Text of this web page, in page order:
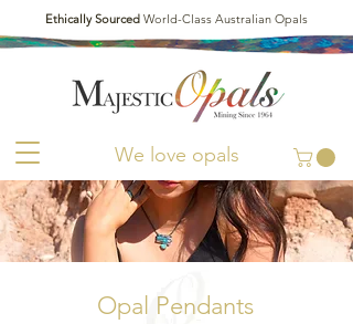
We love opals
Ethically Sourced World-Class Australian Opals
Opal Pendants